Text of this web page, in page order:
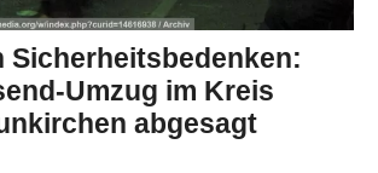
Sicherheitsbedenken:
Umzug im Kreis
abgesagt